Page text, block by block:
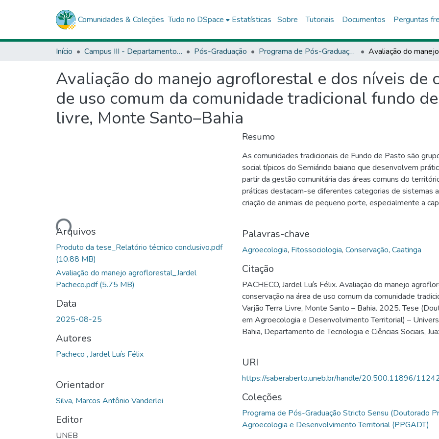
Comunidades & Coleções Tudo no DSpace Estatísticas Sobre Tutoriais Documentos Perguntas
Início Campus III - Departamento de Tecnologia e Ciências Sociais (DTCS) - Juazeiro Pós-Graduação Programa de Pós-Graduação Stricto Sensu (Doutorado Profissional) em Agroecologia e Desenvolvimento Territorial (PPGADT)
Avaliação do manejo agroflorestal e dos níveis de
de uso comum da comunidade tradicional fundo
livre, Monte Santo–Bahia
Carregando...
Arquivos
Produto da tese_Relatório técnico conclusivo.pdf
(10.88 MB)
Avaliação do manejo agroflorestal_Jardel
Pacheco.pdf(5.75 MB)
Data
2025-08-25
Autores
Pacheco , Jardel Luís Félix
Orientador
Silva, Marcos Antônio Vanderlei
Editor
UNEB
Resumo
As comunidades tradicionais de Fundo de Pasto são
social típicos do Semiárido baiano que desenvolvem
partir da gestão comunitária das áreas comuns do
práticas destacam-se diferentes categorias de sistemas
criação de animais de pequeno porte, especialmente a
tradicional. No entanto, problemas como o sobrepastejo e
madeira em áreas de uso comum comprometem essa
Monte Santo – Bahia, com abordagem quantitativa e
se dimensões socioculturais e ambientais ligadas ao bem
sócios e sócias da associação comunitária. A metodologia
entrevistas coletivas semiestruturadas durante reuniões
de campo, com inventário florestal e levantamento
diversidade florística em 30 parcelas de quatro tipologias
Caatinga e a importância das áreas de uso comum na
vegetação nativa. Foram registradas 83 espécies
botânicas, destacando a Fabaceae, com diversidade
considerada alta diversidade e equabilidade intermediária
boa distribuição das espécies, com predominância das
pyramidalis (Tull.) L. P. Queiroz (Pau-de-Rato), Syagrus
Palavras-chave
Agroecologia, Fitossociologia, Conservação, Caatinga
Citação
PACHECO, Jardel Luís Félix. Avaliação do manejo
conservação na área de uso comum da comunidade
Varjão Terra Livre, Monte Santo – Bahia. 2025. Tese
em Agroecologia e Desenvolvimento Territorial) –
Bahia, Departamento de Tecnologia e Ciências Sociais,
URI
https://saberaberto.uneb.br/handle/20.500.11896/
Coleções
Programa de Pós-Graduação Stricto Sensu (Doutorado
Agroecologia e Desenvolvimento Territorial (PPGADT)